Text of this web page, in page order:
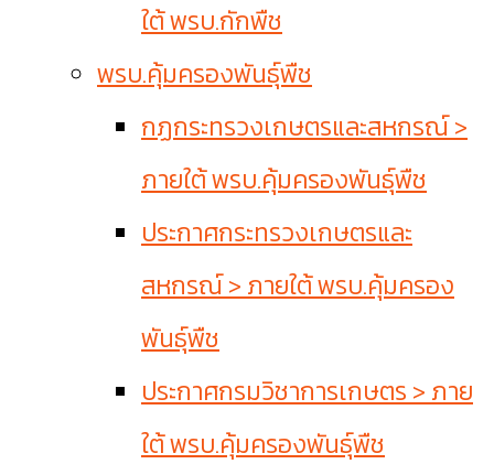
ใต้ พรบ.กักพืช
พรบ.คุ้มครองพันธุ์พืช
กฏกระทรวงเกษตรและสหกรณ์ >
ภายใต้ พรบ.คุ้มครองพันธุ์พืช
ประกาศกระทรวงเกษตรและ
สหกรณ์ > ภายใต้ พรบ.คุ้มครอง
พันธุ์พืช
ประกาศกรมวิชาการเกษตร > ภาย
ใต้ พรบ.คุ้มครองพันธุ์พืช